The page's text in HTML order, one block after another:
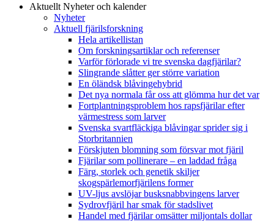
Aktuellt Nyheter och kalender
Nyheter
Aktuell fjärilsforskning
Hela artikellistan
Om forskningsartiklar och referenser
Varför förlorade vi tre svenska dagfjärilar?
Slingrande slåtter ger större variation
En öländsk blåvingehybrid
Det nya normala får oss att glömma hur det var
Fortplantningsproblem hos rapsfjärilar efter
värmestress som larver
Svenska svartfläckiga blåvingar sprider sig i
Storbritannien
Förskjuten blomning som försvar mot fjäril
Fjärilar som pollinerare – en laddad fråga
Färg, storlek och genetik skiljer
skogspärlemorfjärilens former
UV-ljus avslöjar busksnabbvingens larver
Sydrovfjäril har smak för stadslivet
Handel med fjärilar omsätter miljontals dollar